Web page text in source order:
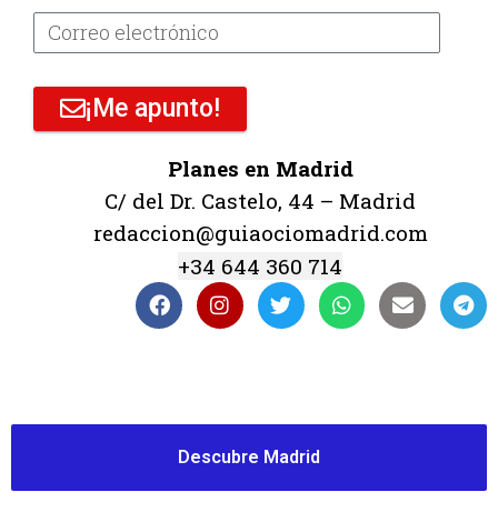
¡Me apunto!
Planes en Madrid
C/ del Dr. Castelo, 44 – Madrid
redaccion@guiaociomadrid.com
+34 644 360 714
Descubre Madrid